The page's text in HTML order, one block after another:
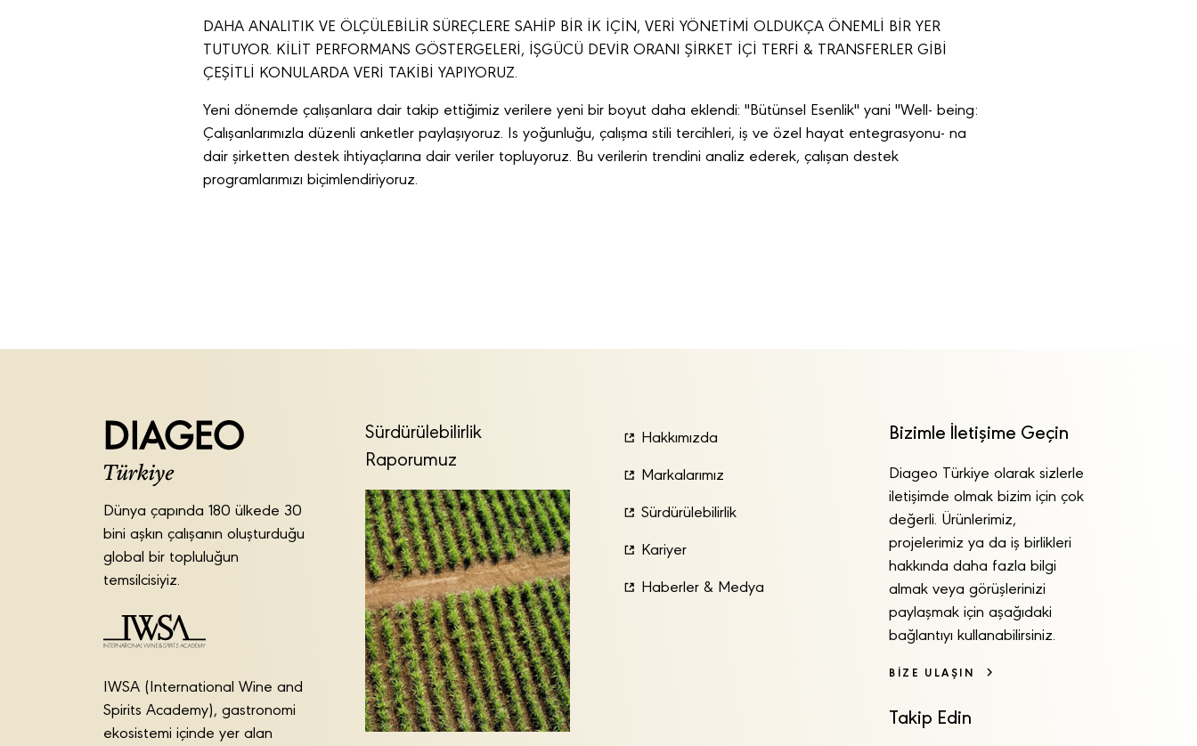
DAHA ANALITIK VE ÖLÇÜLEBİLİR SÜREÇLERE SAHİP BİR İK İÇİN, VERİ YÖNETİMİ OLDUKÇA ÖNEMLİ BİR YER
TUTUYOR. KİLİT PERFORMANS GÖSTERGELERİ, İŞGÜCÜ DEVİR ORANI ŞİRKET İÇİ TERFİ & TRANSFERLER GİBİ
ÇEŞİTLİ KONULARDA VERİ TAKİBİ YAPIYORUZ.
Yeni dönemde çalışanlara dair takip ettiğimiz verilere yeni bir boyut daha eklendi: "Bütünsel Esenlik" yani "Well- being:
Çalışanlarımızla düzenli anketler paylaşıyoruz. Is yoğunluğu, çalışma stili tercihleri, iş ve özel hayat entegrasyonu- na
dair şirketten destek ihtiyaçlarına dair veriler topluyoruz. Bu verilerin trendini analiz ederek, çalışan destek
programlarımızı biçimlendiriyoruz.
Dünya çapında 180 ülkede 30
bini aşkın çalışanın oluşturduğu
global bir topluluğun
temsilcisiyiz.
IWSA (International Wine and
Spirits Academy), gastronomi
ekosistemi içinde yer alan
Sürdürülebilirlik
Raporumuz
Hakkımızda
Markalarımız
Sürdürülebilirlik
Kariyer
Haberler & Medya
Bizimle İletişime Geçin
Diageo Türkiye olarak sizlerle
iletişimde olmak bizim için çok
değerli. Ürünlerimiz,
projelerimiz ya da iş birlikleri
hakkında daha fazla bilgi
almak veya görüşlerinizi
paylaşmak için aşağıdaki
bağlantıyı kullanabilirsiniz.
BİZE ULAŞIN
Takip Edin